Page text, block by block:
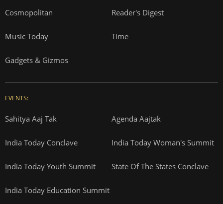
Cosmopolitan Reader's Digest
Music Today Time
Gadgets & Gizmos
EVENTS:
Sahitya Aaj Tak Agenda Aajtak
India Today Conclave India Today Woman's Summit
India Today Youth Summit State Of The States Conclave
India Today Education Summit